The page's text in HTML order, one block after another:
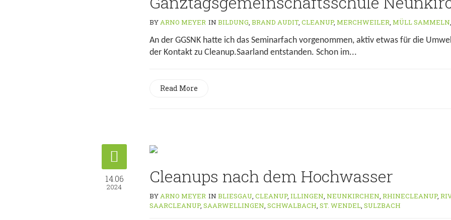
BYARNO MEYER IN BILDUNG, BRAND AUDIT, CLEANUP, MERCHWEILER, MÜLL SAMMELN,
An der GGSNK hatte ich das Seminarfach vorgenommen, aktiv etwas für die
der Kontakt zu Cleanup.Saarland entstanden. Schon im...
Read More
14.06
2024 Cleanups nach dem Hochwasser
BYARNO MEYER IN BLIESGAU, CLEANUP, ILLINGEN, NEUNKIRCHEN, RHINECLEANUP,
SAARCLEANUP, SAARWELLINGEN, SCHWALBACH, ST. WENDEL, SULZBACH